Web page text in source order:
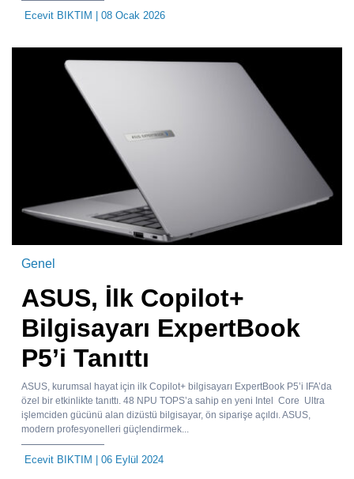
Ecevit BIKTIM | 08 Ocak 2026
Genel
ASUS, İlk Copilot+
Bilgisayarı ExpertBook
P5’i Tanıttı
ASUS, kurumsal hayat için ilk Copilot+ bilgisayarı ExpertBook P5’i IFA’da
özel bir etkinlikte tanıttı. 48 NPU TOPS’a sahip en yeni Intel Core Ultra
işlemciden gücünü alan dizüstü bilgisayar, ön siparişe açıldı. ASUS,
modern profesyonelleri güçlendirmek...
Ecevit BIKTIM | 06 Eylül 2024